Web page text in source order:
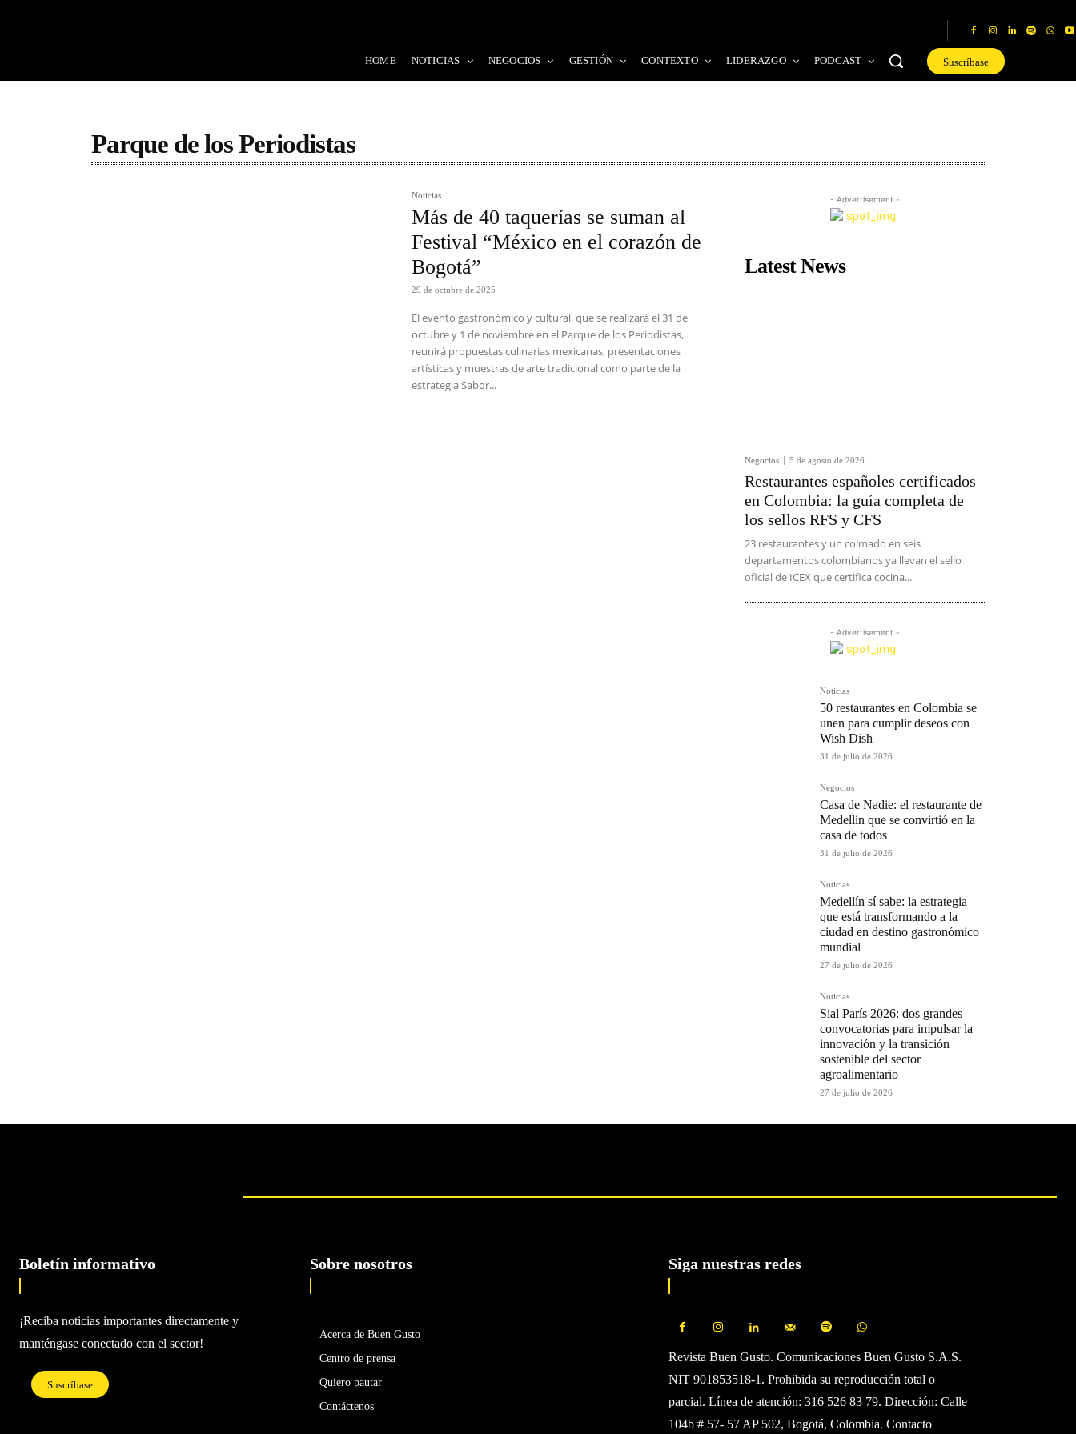
HOME NOTICIAS NEGOCIOS GESTIÓN CONTEXTO LIDERAZGO PODCAST Suscríbase
Parque de los Periodistas
Noticias
Más de 40 taquerías se suman al
Festival “México en el corazón de
Bogotá”
29 de octubre de 2025
El evento gastronómico y cultural, que se realizará el 31 de
octubre y 1 de noviembre en el Parque de los Periodistas,
reunirá propuestas culinarias mexicanas, presentaciones
artísticas y muestras de arte tradicional como parte de la
estrategia Sabor...
- Advertisement -
Latest News
Negocios 5 de agosto de 2026
Restaurantes españoles certificados
en Colombia: la guía completa de
los sellos RFS y CFS
23 restaurantes y un colmado en seis
departamentos colombianos ya llevan el sello
oficial de ICEX que certifica cocina...
- Advertisement -
Noticias
50 restaurantes en Colombia se
unen para cumplir deseos con
Wish Dish
31 de julio de 2026
Negocios
Casa de Nadie: el restaurante de
Medellín que se convirtió en la
casa de todos
31 de julio de 2026
Noticias
Medellín sí sabe: la estrategia
que está transformando a la
ciudad en destino gastronómico
mundial
27 de julio de 2026
Noticias
Sial París 2026: dos grandes
convocatorias para impulsar la
innovación y la transición
sostenible del sector
agroalimentario
27 de julio de 2026
Boletín informativo
¡Reciba noticias importantes directamente y
manténgase conectado con el sector!
Suscríbase
Sobre nosotros
Acerca de Buen Gusto
Centro de prensa
Quiero pautar
Contáctenos
Siga nuestras redes
Revista Buen Gusto. Comunicaciones Buen Gusto S.A.S.
NIT 901853518-1. Prohibida su reproducción total o
parcial. Línea de atención: 316 526 83 79. Dirección: Calle
104b # 57- 57 AP 502, Bogotá, Colombia. Contacto